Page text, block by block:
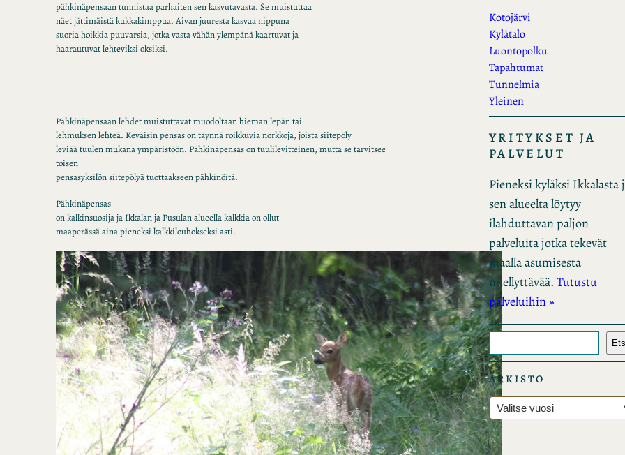
pähkinäpensaan tunnistaa parhaiten sen kasvutavasta. Se muistuttaa
näet jättimäistä kukkakimppua. Aivan juuresta kasvaa nippuna
suoria hoikkia puuvarsia, jotka vasta vähän ylempänä kaartuvat ja
haarautuvat lehteviksi oksiksi.
Pähkinäpensaan lehdet muistuttavat muodoltaan hieman lepän tai
lehmuksen lehteä. Keväisin pensas on täynnä roikkuvia norkkoja, joista siitepöly
leviää tuulen mukana ympäristöön. Pähkinäpensas on tuulilevitteinen, mutta se tarvitsee
toisen
pensasyksilön siitepölyä tuottaakseen pähkinöitä.
Pähkinäpensas
on kalkinsuosija ja Ikkalan ja Pusulan alueella kalkkia on ollut
maaperässä aina pieneksi kalkkilouhokseksi asti.
Kotojärvi
Kylätalo
Luontopolku
Tapahtumat
Tunnelmia
Yleinen
YRITYKSET JA
PALVELUT
Pieneksi kyläksi Ikkalasta
sen alueelta löytyy
ilahduttavan paljon
palveluita jotka tekevät
maalla asumisesta
miellyttävää. Tutustu
palveluihin »
E
t
s
i
ARKISTO
A
r
k